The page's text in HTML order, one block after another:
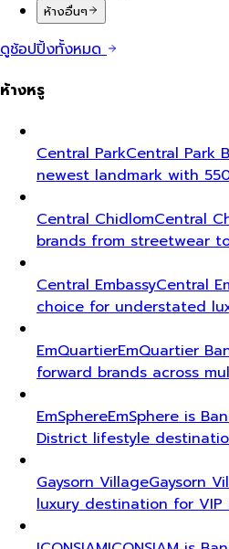
ห้างอื่นๆ
ดูช้อปปิ้งทั้งหมด
ห้างหรู
Central ParkCentral Park
newest landmark with
Central ChidlomCentral
brands from streetwear
Central EmbassyCentral
choice for understated
EmQuartierEmQuartier
forward brands across
EmSphereEmSphere is
District lifestyle
Gaysorn VillageGaysorn
luxury destination for VIP